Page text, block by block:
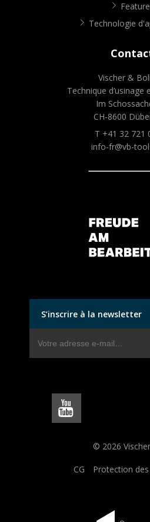
Technologie
Vischer &
Technique d’usinage
Im
CH-8600
T +41 32 721
info-fr@vb-
S’inscrire à la newsletter
© 2026
CG Protection